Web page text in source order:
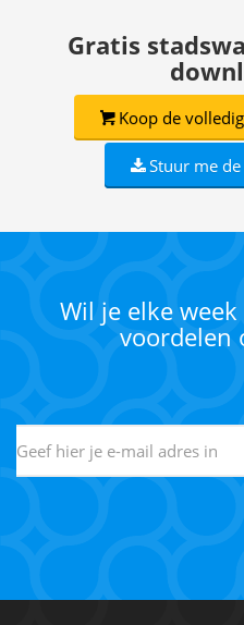
Gratis
Koop de
Stuur me
Wil je elke
voordelen